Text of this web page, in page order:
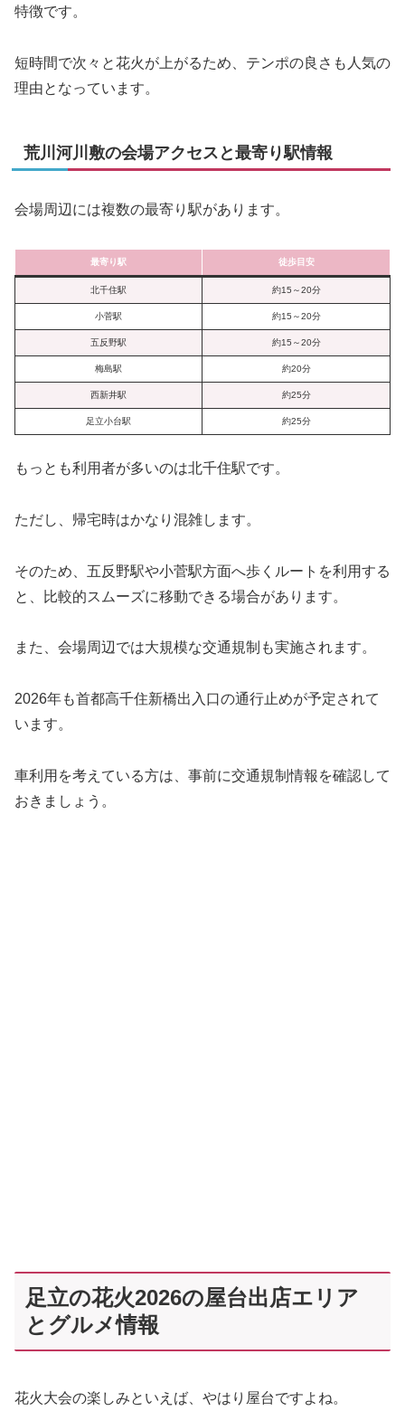
特徴です。
短時間で次々と花火が上がるため、テンポの良さも人気の
理由となっています。
荒川河川敷の会場アクセスと最寄り駅情報
会場周辺には複数の最寄り駅があります。
最寄り駅 徒歩目安
北千住駅 約15～20分
小菅駅 約15～20分
五反野駅 約15～20分
梅島駅 約20分
西新井駅 約25分
足立小台駅 約25分
もっとも利用者が多いのは北千住駅です。
ただし、帰宅時はかなり混雑します。
そのため、五反野駅や小菅駅方面へ歩くルートを利用する
と、比較的スムーズに移動できる場合があります。
また、会場周辺では大規模な交通規制も実施されます。
2026年も首都高千住新橋出入口の通行止めが予定されて
います。
車利用を考えている方は、事前に交通規制情報を確認して
おきましょう。
足立の花火2026の屋台出店エリア
とグルメ情報
花火大会の楽しみといえば、やはり屋台ですよね。